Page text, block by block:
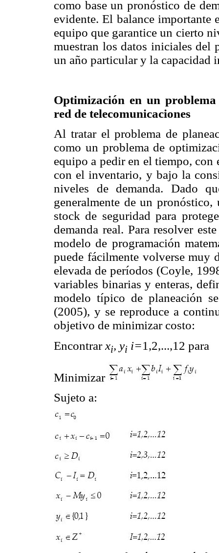
como base un pronóstico de
evidente. El balance importante
equipo que garantice un cierto
muestran los datos iniciales del
un año particular y la capacidad
Optimización en un
red de telecomunicaciones
Al tratar el problema de
como un problema de
equipo a pedir en el tiempo,
con el inventario, y bajo la
niveles de demanda. Dado
generalmente de un
stock de seguridad para
demanda real. Para resolver
modelo de programación
puede fácilmente volverse muy
elevada de períodos (Coyle,
variables binarias y enteras,
modelo típico de planeación
(2005), y se reproduce a
objetivo de minimizar costo:
Encontrarxi, yi i=1,2,...,12 para
Minimizar
Sujeto a: